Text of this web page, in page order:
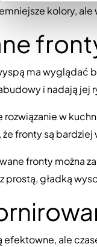
kolory,
ma
i nadają jej
rozwiązanie w
fronty są
fronty można
prostą, gładką
efektowne, ale